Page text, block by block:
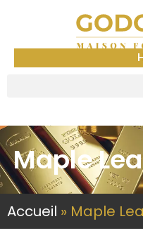
Maple
Accueil » Maple